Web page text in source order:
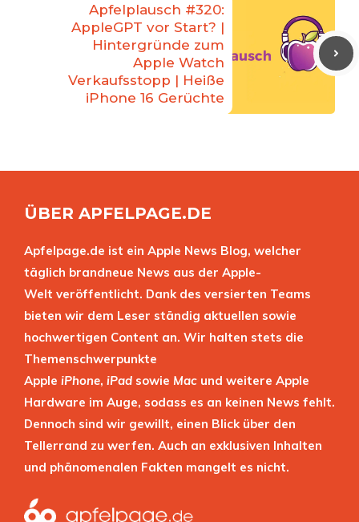
Apfelplausch #320:
AppleGPT vor Start? |
Hintergründe zum
Apple Watch
Verkaufsstopp | Heiße
iPhone 16 Gerüchte
ÜBER APFELPAGE.DE
Apfelpage.de ist ein Apple News Blog, welcher
täglich brandneue News aus der Apple-
Welt veröffentlicht. Dank des versierten Teams
bieten wir dem Leser ständig aktuellen sowie
hochwertigen Content an. Wir halten stets die
Themenschwerpunkte
Apple iPhone, iPad sowie Mac und weitere Apple
Hardware im Auge, sodass es an keinen News fehlt.
Dennoch sind wir gewillt, einen Blick über den
Tellerrand zu werfen. Auch an exklusiven Inhalten
und phänomenalen Fakten mangelt es nicht.